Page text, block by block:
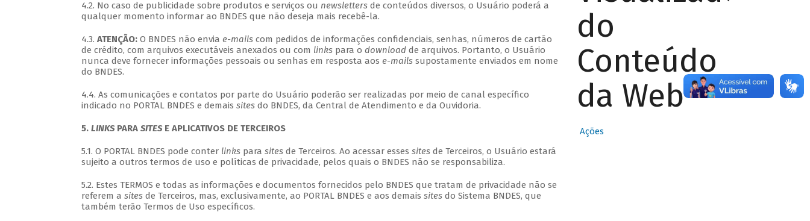
4.2. No caso de publicidade sobre produtos e serviços ou newslettersde conteúdos diversos, o Usuário poderá a
qualquer momento informar ao BNDES que não deseja mais recebê-la.
4.3. ATENÇÃO: O BNDES não envia e-mailscom pedidos de informações confidenciais, senhas, números de cartão
de crédito, com arquivos executáveis anexados ou com links para o download de arquivos. Portanto, o Usuário
nunca deve fornecer informações pessoais ou senhas em resposta aos e-mailssupostamente enviados em nome
do BNDES.
4.4. As comunicações e contatos por parte do Usuário poderão ser realizadas por meio de canal específico
indicado no PORTAL BNDES e demais sitesdo BNDES, da Central de Atendimento e da Ouvidoria.
5. LINKSPARA SITESE APLICATIVOS DE TERCEIROS
5.1. O PORTAL BNDES pode conter linkspara sitesde Terceiros. Ao acessar esses sitesde Terceiros, o Usuário estará
sujeito a outros termos de uso e políticas de privacidade, pelos quais o BNDES não se responsabiliza.
5.2. Estes TERMOS e todas as informações e documentos fornecidos pelo BNDES que tratam de privacidade não se
referem a sitesde Terceiros, mas, exclusivamente, ao PORTAL BNDES e aos demais sitesdo Sistema BNDES, que
também terão Termos de Uso específicos.
do
Conteúdo
da Web
Ações